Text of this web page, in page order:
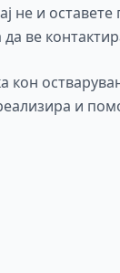
не и
ве
и